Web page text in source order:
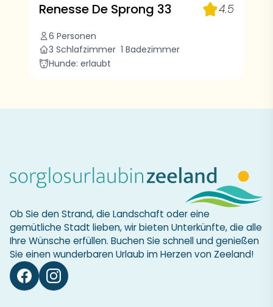
Renesse De Sprong 33
6 Personen
3 Schlafzimmer 1 Badezimmer
Hunde: erlaubt
4.5
Ob Sie den Strand, die Landschaft oder eine
gemütliche Stadt lieben, wir bieten Unterkünfte, die alle
Ihre Wünsche erfüllen. Buchen Sie schnell und genießen
Sie einen wunderbaren Urlaub im Herzen von Zeeland!